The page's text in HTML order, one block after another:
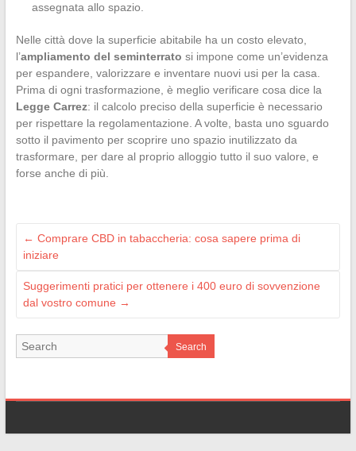
assegnata allo spazio.
Nelle città dove la superficie abitabile ha un costo elevato,
l’ampliamento del seminterrato si impone come un’evidenza
per espandere, valorizzare e inventare nuovi usi per la casa.
Prima di ogni trasformazione, è meglio verificare cosa dice la
Legge Carrez: il calcolo preciso della superficie è necessario
per rispettare la regolamentazione. A volte, basta uno sguardo
sotto il pavimento per scoprire uno spazio inutilizzato da
trasformare, per dare al proprio alloggio tutto il suo valore, e
forse anche di più.
← Comprare CBD in tabaccheria: cosa sapere prima di
iniziare
Suggerimenti pratici per ottenere i 400 euro di sovvenzione
dal vostro comune →
Search